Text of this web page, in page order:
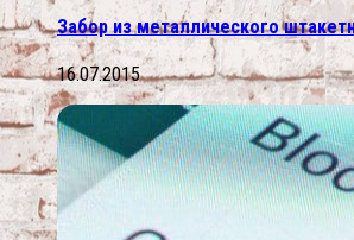
Забор из металлического
16.07.2015